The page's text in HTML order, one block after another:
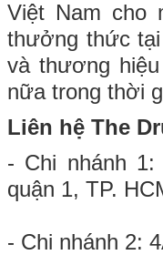
Việt Nam cho
thưởng thức
và thương
nữa trong thời
Liên hệ The
- Chi nhánh 1:
quận 1, TP.
- Chi nhánh 2: